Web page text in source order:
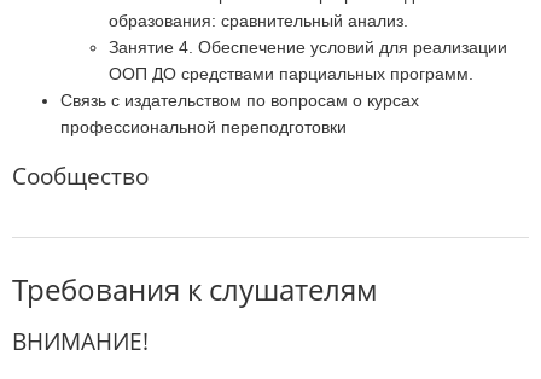
образования: сравнительный анализ.
Занятие 4. Обеспечение условий для реализации
ООП ДО средствами парциальных программ.
Связь с издательством по вопросам о курсах
профессиональной переподготовки
Сообщество
Требования к слушателям
ВНИМАНИЕ!